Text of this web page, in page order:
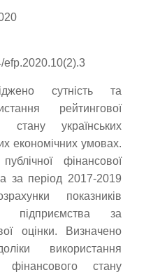
efp.2020.10(2).3
сутність та
рейтингової
стану українських
економічних умовах.
фінансової
за період 2017-2019
показників
підприємства за
оцінки. Визначено
використання
фінансового стану